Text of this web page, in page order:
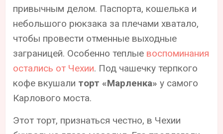
привычным делом. Паспорта, кошелька и
небольшого рюкзака за плечами хватало,
чтобы провести отменные выходные
заграницей. Особенно теплые воспоминания
остались от Чехии. Под чашечку терпкого
кофе вкушали торт «Марленка» ‎ у самого
Карлового моста.
Этот торт, признаться честно, в Чехии